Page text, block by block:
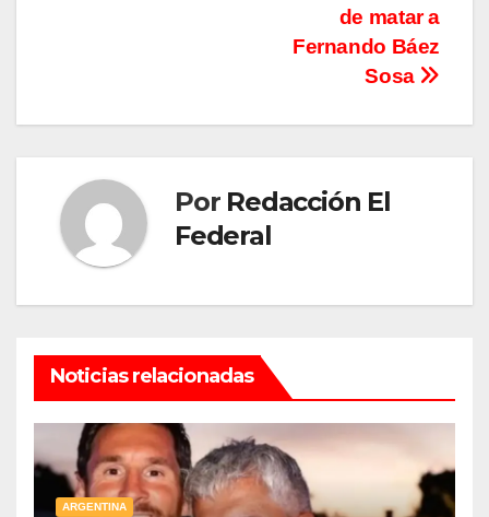
de matar a
Fernando Báez
Sosa
Por Redacción El
Federal
Noticias relacionadas
ARGENTINA